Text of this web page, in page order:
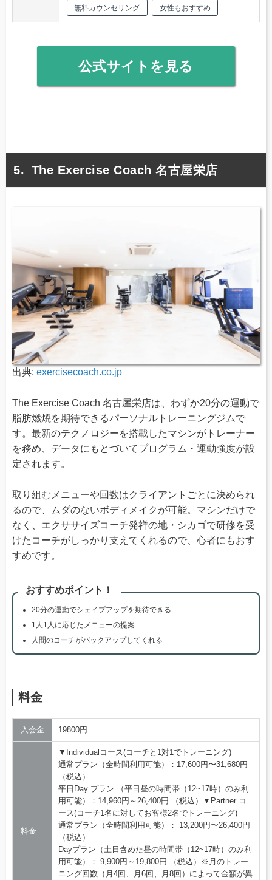
無料カウンセリング 女性もおすすめ
公式サイトを見る
The Exercise Coach 名古屋栄店
出典: exercisecoach.co.jp
The Exercise Coach 名古屋栄店は、わずか20分の運動で
脂肪燃焼を期待できるパーソナルトレーニングジムで
す。最新のテクノロジーを搭載したマシンがトレーナー
を務め、データにもとづいてプログラム・運動強度が設
定されます。
取り組むメニューや回数はクライアントごとに決められ
るので、ムダのないボディメイクが可能。マシンだけで
なく、エクササイズコーチ発祥の地・シカゴで研修を受
けたコーチがしっかり支えてくれるので、心者にもおす
すめです。
おすすめポイント！
20分の運動でシェイプアップを期待できる
1人1人に応じたメニューの提案
人間のコーチがバックアップしてくれる
料金
入会金 19800円
料金
▼Individualコース(コーチと1対1でトレーニング)
通常プラン（全時間利用可能）：17,600円〜31,680円
（税込）
平日Day プラン （平日昼の時間帯（12~17時）のみ利
用可能）：14,960円～26,400円 （税込）▼Partner コ
ース(コーチ1名に対してお客様2名でトレーニング)
通常プラン（全時間利用可能）： 13,200円〜26,400円
（税込）
Dayプラン（土日含めた昼の時間帯（12~17時）のみ利
用可能）： 9,900円～19,800円 （税込）※月のトレー
ニング回数（月4回、月6回、月8回）によって金額が異